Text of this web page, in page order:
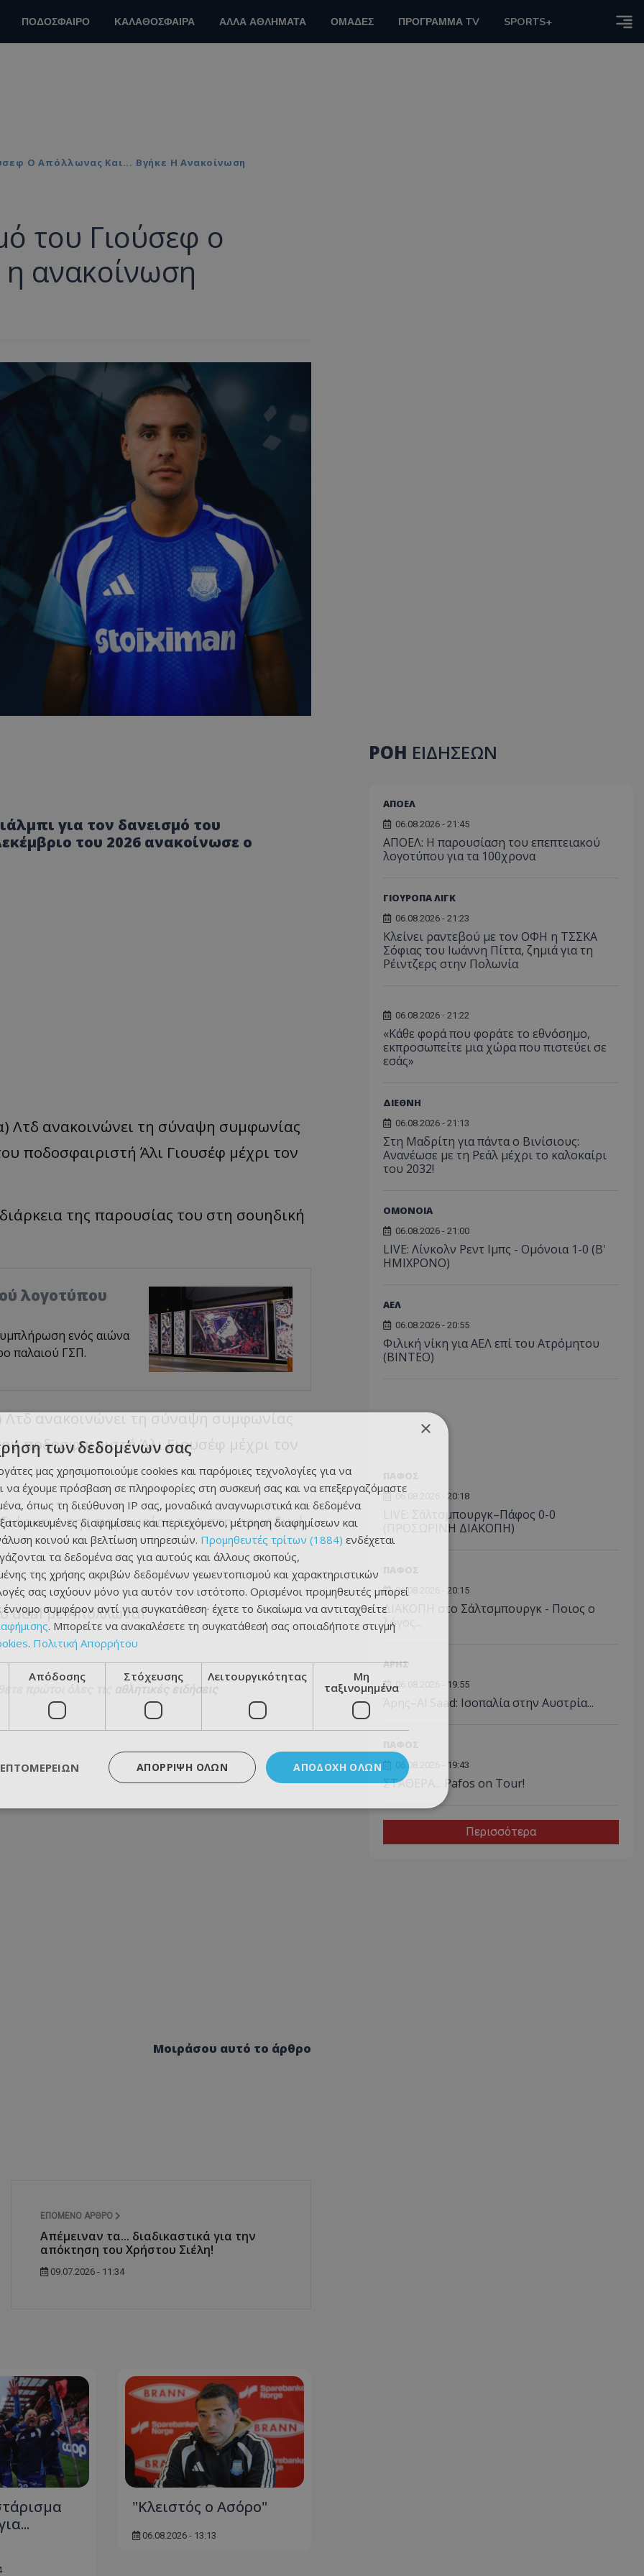
ΠΟΔΟΣΦΑΙΡΟ ΚΑΛΑΘΟΣΦΑΙΡΑ ΑΛΛΑ ΑΘΛΗΜΑΤΑ ΟΜΑΔΕΣ ΠΡΟΓΡΑΜΜΑ TV SPORTS+
Ο Απόλλωνας Και... Βγήκε Η Ανακοίνωση
του Γιούσεφ ο
ανακοίνωση
για τον δανεισμό του
του 2026 ανακοίνωσε ο
Λτδ ανακοινώνει τη σύναψη συμφωνίας
ποδοσφαιριστή Άλι Γιουσέφ μέχρι τον
της παρουσίας του στη σουηδική
λογοτύπου
ενός αιώνα
παλαιού ΓΣΠ.
ανακοινώνει τη σύναψη συμφωνίας
ποδοσφαιριστή Άλι Γιουσέφ μέχρι τον
της παρουσίας του στη σουηδική
deal με Απόλλωνα!
πρώτοι όλες τις
Μοιράσου αυτό το άρθρο
ΕΠΌΜΕΝΟ ΆΡΘΡΟ
Απέμειναν τα... διαδικαστικά για την
απόκτηση του Χρήστου Σιέλη!
09.07.2026 - 11:34
"Κλειστός ο Ασόρο"
06.08.2026 - 13:13
ΡΟΗ ΕΙΔΗΣΕΩΝ
ΑΠΟΕΛ
06.08.2026 - 21:45
ΑΠΟΕΛ: Η παρουσίαση του επεπτειακού
λογοτύπου για τα 100χρονα
ΓΙΟΥΡΟΠΑ ΛΙΓΚ
06.08.2026 - 21:23
Κλείνει ραντεβού με τον ΟΦΗ η ΤΣΣΚΑ
Σόφιας του Ιωάννη Πίττα, ζημιά για τη
Ρέιντζερς στην Πολωνία
06.08.2026 - 21:22
«Κάθε φορά που φοράτε το εθνόσημο,
εκπροσωπείτε μια χώρα που πιστεύει σε
εσάς»
ΔΙΕΘΝΗ
06.08.2026 - 21:13
Στη Μαδρίτη για πάντα ο Βινίσιους:
Ανανέωσε με τη Ρεάλ μέχρι το καλοκαίρι
του 2032!
ΟΜΟΝΟΙΑ
06.08.2026 - 21:00
LIVE: Λίνκολν Ρεντ Ιμπς - Ομόνοια 1-0 (Β'
ΗΜΙΧΡΟΝΟ)
ΑΕΛ
06.08.2026 - 20:55
Φιλική νίκη για ΑΕΛ επί του Ατρόμητου
(BINTEO)
06.08.2026 - 20:18
LIVE: Σάλτσμπουργκ–Πάφος 0-0
(ΠΡΟΣΩΡΙΝΗ ΔΙΑΚΟΠΗ)
06.08.2026 - 20:15
ΔΙΑΚΟΠΗ στο Σάλτσμπουργκ - Ποιος ο
λόγος...
ΑΡΗΣ
06.08.2026 - 19:55
Άρης–Al Saad: Ισοπαλία στην Αυστρία...
06.08.2026 - 19:43
ΣΤΑΘΕΡΑ... Pafos on Tour!
Περισσότερα
×
των δεδομένων σας
μας χρησιμοποιούμε cookies και παρόμοιες τεχνολογίες για να
να έχουμε πρόσβαση σε πληροφορίες στη συσκευή σας και να επεξεργαζόμαστε
όπως τη διεύθυνση IP σας, μοναδικά αναγνωριστικά και δεδομένα
διαφημίσεις και περιεχόμενο, μέτρηση διαφημίσεων και
κοινού και βελτίωση υπηρεσιών. Προμηθευτές τρίτων (1884) ενδέχεται
τα δεδομένα σας για αυτούς και άλλους σκοπούς,
της χρήσης ακριβών δεδομένων γεωεντοπισμού και χαρακτηριστικών
σας ισχύουν μόνο για αυτόν τον ιστότοπο. Ορισμένοι προμηθευτές μπορεί
συμφέρον αντί για συγκατάθεση· έχετε το δικαίωμα να αντιταχθείτε
. Μπορείτε να ανακαλέσετε τη συγκατάθεσή σας οποιαδήποτε στιγμή
. Πολιτική Απορρήτου
Απόδοσης Στόχευσης Λειτουργικότητας
Μη
ταξινομημένα
ΑΠΟΔΟΧΉ ΌΛΩΝ
ΑΠΌΡΡΙΨΗ ΌΛΩΝ